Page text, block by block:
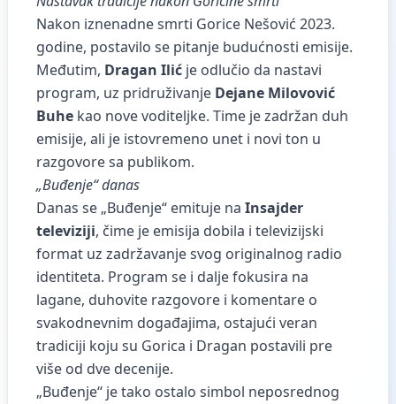
Nakon iznenadne smrti Gorice Nešović 2023.
godine, postavilo se pitanje budućnosti emisije.
Međutim, Dragan Ilić je odlučio da nastavi
program, uz pridruživanje Dejane Milovović
Buhe kao nove voditeljke. Time je zadržan duh
emisije, ali je istovremeno unet i novi ton u
razgovore sa publikom.
„Buđenje“ danas
Danas se „Buđenje“ emituje na Insajder
televiziji, čime je emisija dobila i televizijski
format uz zadržavanje svog originalnog radio
identiteta. Program se i dalje fokusira na
lagane, duhovite razgovore i komentare o
svakodnevnim događajima, ostajući veran
tradiciji koju su Gorica i Dragan postavili pre
više od dve decenije.
„Buđenje“ je tako ostalo simbol neposrednog